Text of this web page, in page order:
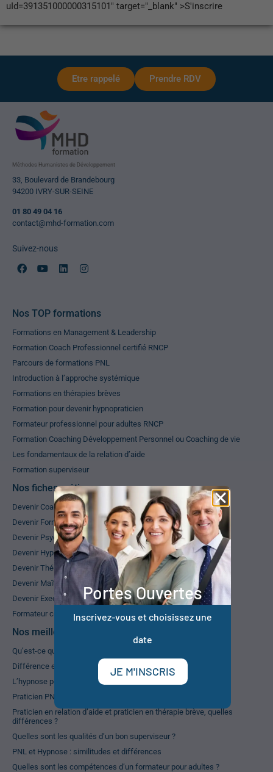
uId=391351000000315101" target="_blank" >S'inscrire
Etre rappelé Prendre RDV
Méthodes Humanistes de Développement
33, Boulevard de Brandebourg
94200 IVRY-SUR-SEINE
01 80 49 04 16
contact@mhd-formation.com
Suivez-nous
Nos TOP formations
Formations en Management & Leadership
Formation Coach Professionnel certifié RNCP
Parcours de formations PNL
Introduction à l’approche systémique
Formations en thérapies brèves
Formation pour devenir hypnopraticien
Formateur professionnel pour adultes RNCP
Formation Coaching Développement Personnel ou Coaching de vie
Les fondamentaux de la relation d’aide
Formation superviseur
Nos fiches métiers
Devenir Coach de vie
Devenir Formateur pour adultes
Devenir Psychopraticien
Devenir Hypnothérapeute
Devenir Thérapeute en relation d’aide
Devenir Maître Praticien en thérapies brèves
Devenir Executive Coach
Formateur coach, une double compétence
Nos meilleurs articles
Qu’est-ce qu’un Psychopraticien ?
Différence entre Psychopraticien et Psychologue
L’hypnose pour retrouver la mémoire
Praticien PNL, quelle définition ?
Praticien en relation d’aide et praticien en thérapie brève, quelles
différences ?
Quelles sont les qualités d’un bon superviseur ?
PNL et Hypnose : similitudes et différences
Quelles sont les compétences d’un formateur pour adultes ?
Portes Ouvertes
Inscrivez-vous et choisissez une
date
JE M'INSCRIS